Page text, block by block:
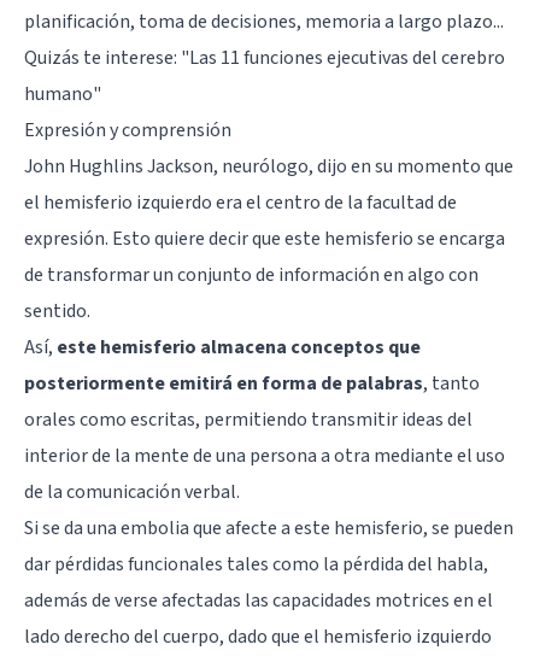
planificación, toma de decisiones, memoria a largo plazo...
Quizás te interese: "Las 11 funciones ejecutivas del cerebro
humano"
Expresión y comprensión
John Hughlins Jackson, neurólogo, dijo en su momento que
el hemisferio izquierdo era el centro de la facultad de
expresión. Esto quiere decir que este hemisferio se encarga
de transformar un conjunto de información en algo con
sentido.
Así, este hemisferio almacena conceptos que
posteriormente emitirá en forma de palabras, tanto
orales como escritas, permitiendo transmitir ideas del
interior de la mente de una persona a otra mediante el uso
de la comunicación verbal.
Si se da una embolia que afecte a este hemisferio, se pueden
dar pérdidas funcionales tales como la pérdida del habla,
además de verse afectadas las capacidades motrices en el
lado derecho del cuerpo, dado que el hemisferio izquierdo